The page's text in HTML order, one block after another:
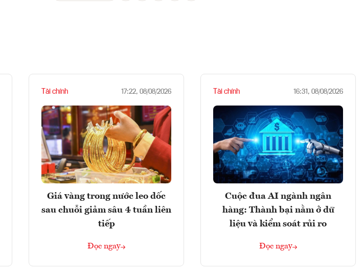
Tài chính 17:22, 08/08/2026
Giá vàng trong nước leo dốc
sau chuỗi giảm sâu 4 tuần liên
tiếp
Đọc ngay
Tài chính 16:31, 08/08/2026
Cuộc đua AI ngành ngân
hàng: Thành bại nằm ở dữ
liệu và kiểm soát rủi ro
Đọc ngay